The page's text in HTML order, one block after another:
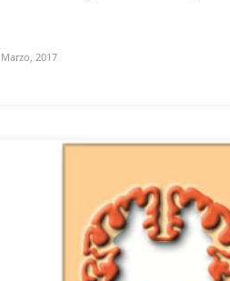
Marzo, 2017